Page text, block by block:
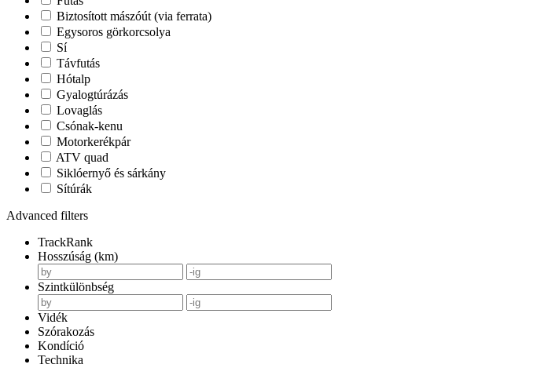
Biztosított mászóút (via ferrata)
Egysoros görkorcsolya
Sí
Távfutás
Hótalp
Gyalogtúrázás
Lovaglás
Csónak-kenu
Motorkerékpár
ATV quad
Siklóernyő és sárkány
Sítúrák
Advanced filters
TrackRank
Hosszúság (km)
Szintkülönbség
Vidék
Szórakozás
Kondíció
Technika